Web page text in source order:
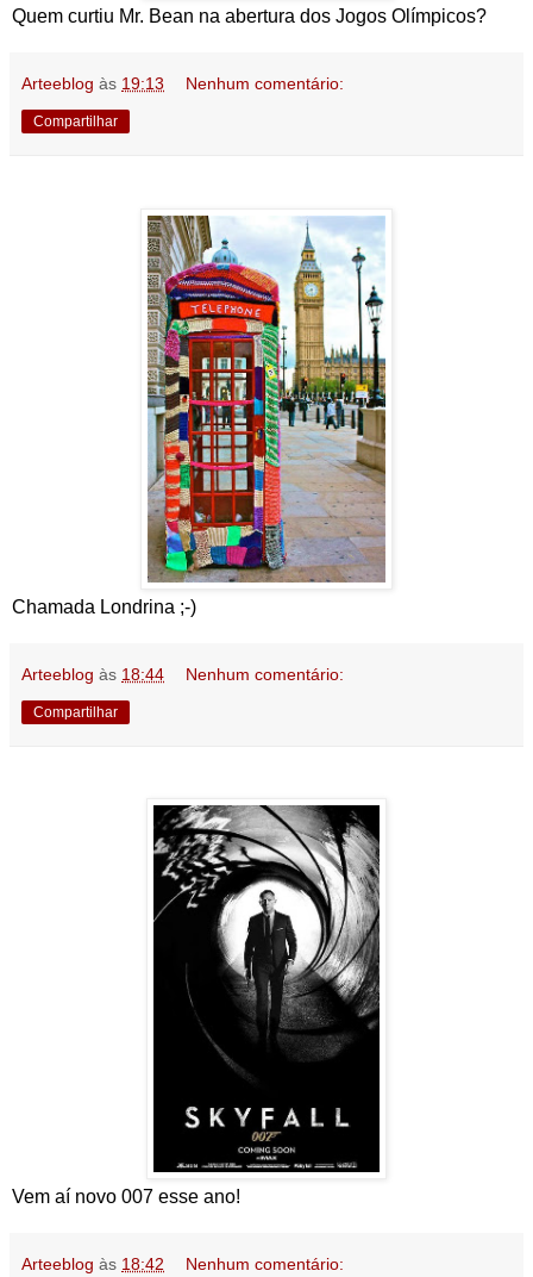
Quem curtiu Mr. Bean na abertura dos Jogos Olímpicos?
Arteeblog às 19:13 Nenhum comentário:
Compartilhar
Chamada Londrina ;-)
Arteeblog às 18:44 Nenhum comentário:
Compartilhar
Vem aí novo 007 esse ano!
Arteeblog às 18:42 Nenhum comentário: